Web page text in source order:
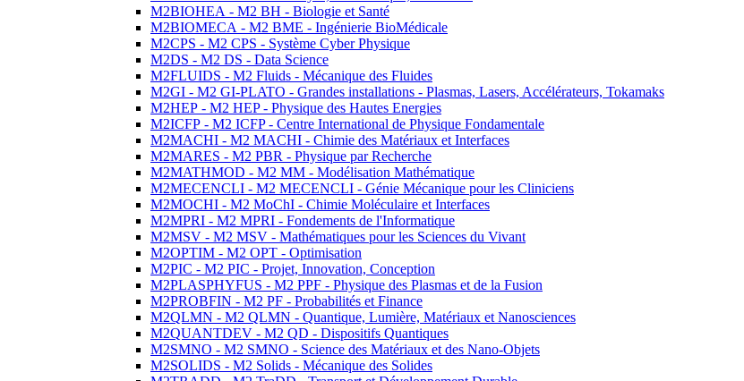
M2BIOHEA - M2 BH - Biologie et Santé
M2BIOMECA - M2 BME - Ingénierie BioMédicale
M2CPS - M2 CPS - Système Cyber Physique
M2DS - M2 DS - Data Science
M2FLUIDS - M2 Fluids - Mécanique des Fluides
M2GI - M2 GI-PLATO - Grandes installations - Plasmas, Lasers, Accélérateurs, Tokamaks
M2HEP - M2 HEP - Physique des Hautes Energies
M2ICFP - M2 ICFP - Centre International de Physique Fondamentale
M2MACHI - M2 MACHI - Chimie des Matériaux et Interfaces
M2MARES - M2 PBR - Physique par Recherche
M2MATHMOD - M2 MM - Modélisation Mathématique
M2MECENCLI - M2 MECENCLI - Génie Mécanique pour les Cliniciens
M2MOCHI - M2 MoChI - Chimie Moléculaire et Interfaces
M2MPRI - M2 MPRI - Fondements de l'Informatique
M2MSV - M2 MSV - Mathématiques pour les Sciences du Vivant
M2OPTIM - M2 OPT - Optimisation
M2PIC - M2 PIC - Projet, Innovation, Conception
M2PLASPHYFUS - M2 PPF - Physique des Plasmas et de la Fusion
M2PROBFIN - M2 PF - Probabilités et Finance
M2QLMN - M2 QLMN - Quantique, Lumière, Matériaux et Nanosciences
M2QUANTDEV - M2 QD - Dispositifs Quantiques
M2SMNO - M2 SMNO - Science des Matériaux et des Nano-Objets
M2SOLIDS - M2 Solids - Mécanique des Solides